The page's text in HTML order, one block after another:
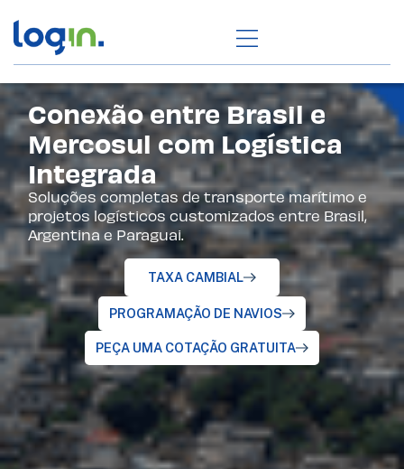
Conexão entre Brasil e
Mercosul com Logística
Integrada
Soluções completas de transporte marítimo e
projetos logísticos customizados entre Brasil,
Argentina e Paraguai.
TAXA CAMBIAL
PROGRAMAÇÃO DE NAVIOS
PEÇA UMA COTAÇÃO GRATUITA